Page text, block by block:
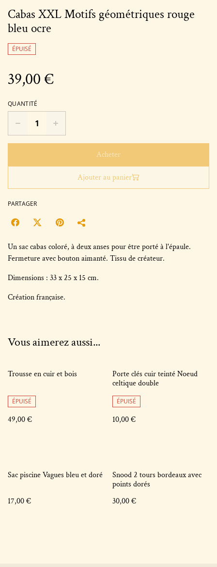
Cabas XXL Motifs géométriques rouge
bleu ocre
ÉPUISÉ
39,00 €
QUANTITÉ
Acheter
Ajouter au panier
PARTAGER
Un sac cabas coloré, à deux anses pour être porté à l'épaule.
Fermeture avec bouton aimanté. Tissu de créateur.
Dimensions : 33 x 25 x 15 cm.
Création française.
Vous aimerez aussi...
Trousse en cuir et bois
ÉPUISÉ
49,00 €
Porte clés cuir teinté Noeud
celtique double
ÉPUISÉ
10,00 €
Sac piscine Vagues bleu et doré
17,00 €
Snood 2 tours bordeaux avec
points dorés
30,00 €